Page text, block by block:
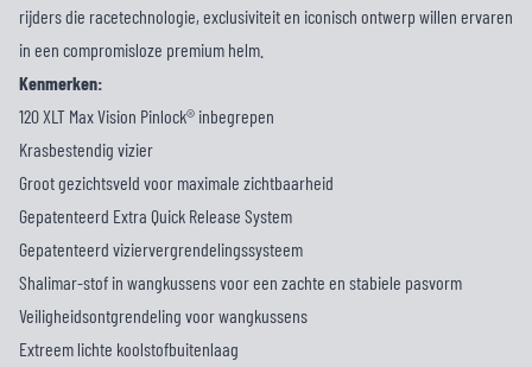
rijders die racetechnologie, exclusiviteit en iconisch ontwerp willen ervaren
in een compromisloze premium helm.
Kenmerken:
120 XLT Max Vision Pinlock® inbegrepen
Krasbestendig vizier
Groot gezichtsveld voor maximale zichtbaarheid
Gepatenteerd Extra Quick Release System
Gepatenteerd viziervergrendelingssysteem
Shalimar-stof in wangkussens voor een zachte en stabiele pasvorm
Veiligheidsontgrendeling voor wangkussens
Extreem lichte koolstofbuitenlaag